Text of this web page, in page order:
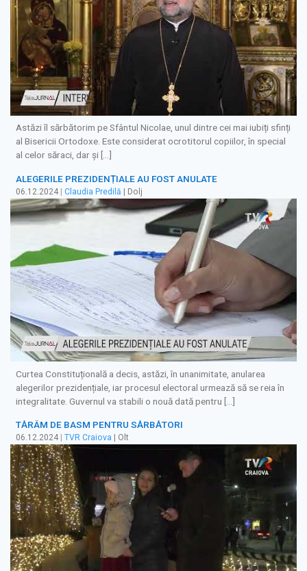
Astăzi îl sărbătorim pe Sfântul Nicolae, unul dintre cei mai iubiți sfinți
al Bisericii Ortodoxe. Este considerat ocrotitorul copiilor, în special
al celor săraci, dar şi […]
ALEGERILE PREZIDENȚIALE AU FOST ANULATE
06.12.2024 | Claudia Predilă | Dolj
Curtea Constituțională a decis, astăzi, în unanimitate, anularea
alegerilor prezidențiale, iar procesul electoral urmează să se reia în
integralitate. Guvernul va stabili o nouă dată pentru […]
TĂRÂM DE BASM PENTRU SĂRBĂTORI
06.12.2024 TVR Craiova | Olt